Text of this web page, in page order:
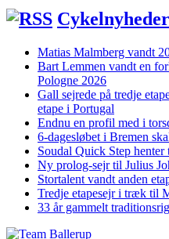
Cykelnyheder
Matias Malmberg vandt
Bart Lemmen vandt en
Pologne 2026
Gall sejrede på tredje
etape i Portugal
Endnu en profil med i
6-dagesløbet i Bremen
Soudal Quick Step
Ny prolog-sejr til Julius
Stortalent vandt anden
Tredje etapesejr i træk til
33 år gammelt